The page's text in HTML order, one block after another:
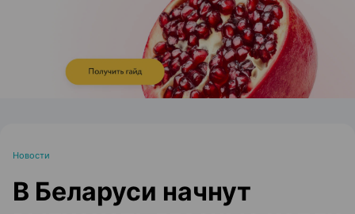
Новости
В Беларуси начнут